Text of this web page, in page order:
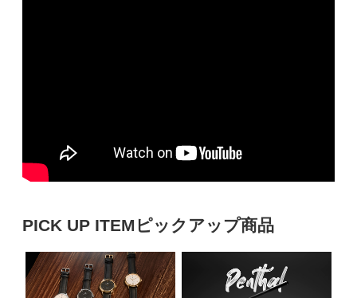
PICK UP ITEM ピックアップ商品